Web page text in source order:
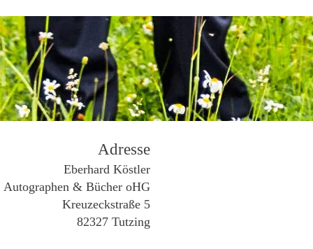
Adresse
Eberhard Köstler
Autographen & Bücher oHG
Kreuzeckstraße 5
82327 Tutzing